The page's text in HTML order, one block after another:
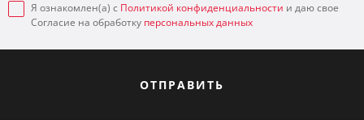
Я ознакомлен(а) с Политикой конфиденциальности и даю свое
Согласие на обработку персональных данных
ОТПРАВИТЬ